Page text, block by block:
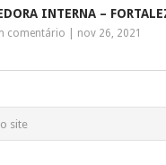
INTERNA –
comentário nov 26, 2021